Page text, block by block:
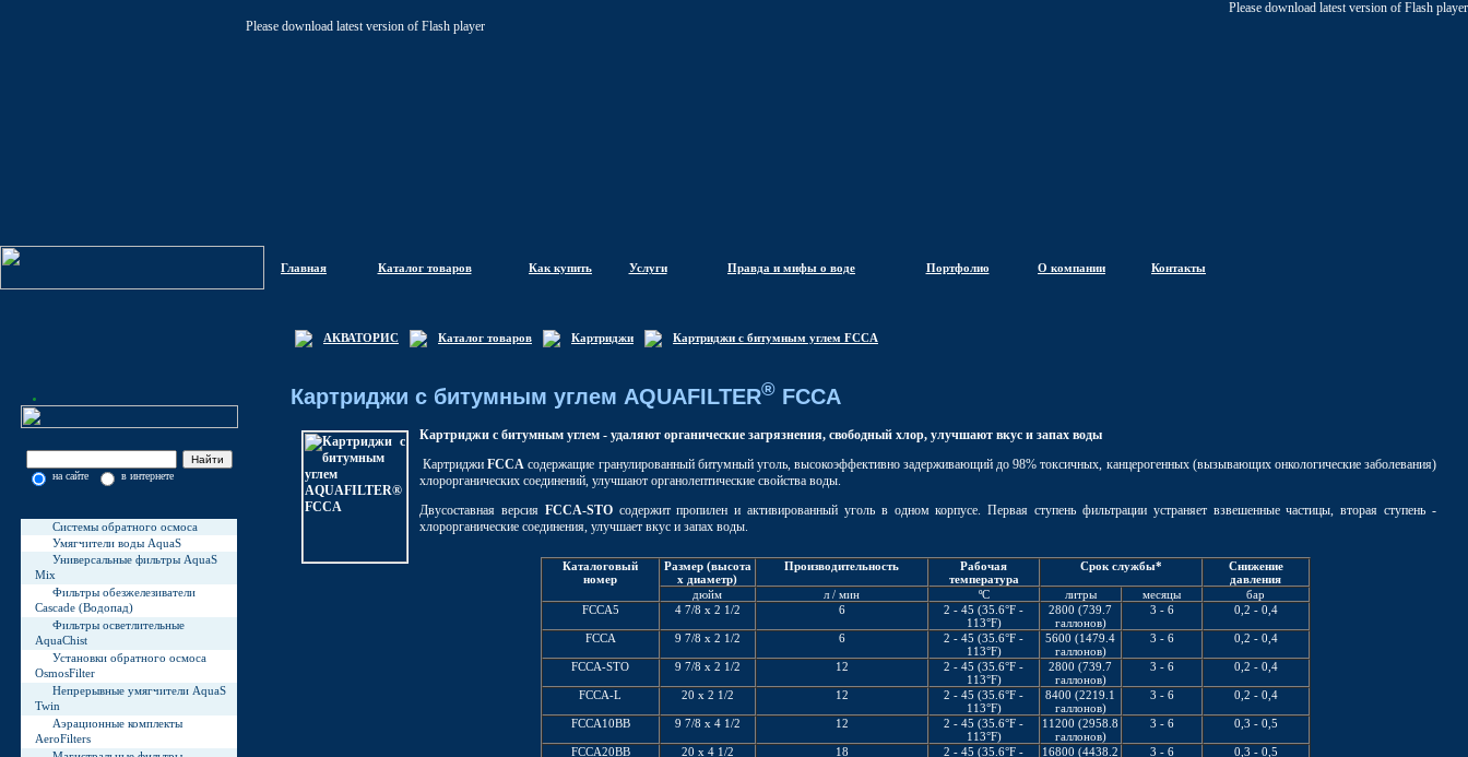
Please download latest version of Flash player
Please download latest version of Flash player
Главная Каталог товаров Как купить Услуги Правда и мифы о воде Портфолио О компании Контакты
на сайте в интернете
Системы обратного осмоса
Умягчители воды AquaS
Универсальные фильтры AquaS
Mix
Фильтры обезжелезиватели
Cascade (Водопад)
Фильтры осветлительные
AquaChist
Установки обратного осмоса
OsmosFilter
Непрерывные умягчители AquaS
Twin
Аэрационные комплекты
AeroFilters
АКВАТОРИС Каталог товаров Картриджи Картриджи с битумным углем FCCA
Картриджи с битумным углем AQUAFILTER® FCCA
Картриджи с битумным углем - удаляют органические загрязнения, свободный хлор, улучшают вкус и запах воды
КартриджиFCCA содержащие гранулированный битумный уголь, высокоэффективно задерживающий до 98% токсичных, канцерогенных (вызывающих онкологические заболевания)
хлорорганических соединений, улучшают органолептические свойства воды.
Двусоставная версия FCCA-STOсодержит пропилен и активированный уголь в одном корпусе. Первая ступень фильтрации устраняет взвешенные частицы, вторая ступень -
хлорорганические соединения, улучшает вкус и запах воды.
Каталоговый
номер
Размер (высота
x диаметр)
Производительность
Рабочая
температура
Срок службы*
Снижение
давления
дюйм
л / мин ºC литры месяцы
бар
FCCA5
4 7/8 x 2 1/2 6
2 - 45 (35.6°F -
113°F)
2800 (739.7
галлонов)
3 - 6 0,2 - 0,4
FCCA 9 7/8 x 2 1/2 6
2 - 45 (35.6°F -
113°F)
5600 (1479.4
галлонов)
3 - 6 0,2 - 0,4
FCCA-STO 9 7/8 x 2 1/2 12
2 - 45 (35.6°F -
113°F)
2800 (739.7
галлонов)
3 - 6 0,2 - 0,4
FCCA-L 20 x 2 1/2 12
2 - 45 (35.6°F -
113°F)
8400 (2219.1
галлонов)
3 - 6 0,2 - 0,4
FCCA10BB 9 7/8 x 4 1/2 12
2 - 45 (35.6°F -
113°F)
11200 (2958.8
галлонов)
3 - 6 0,3 - 0,5
FCCA20BB 20 x 4 1/2 18
2 - 45 (35.6°F -
16800 (4438.2
3 - 6 0,3 - 0,5